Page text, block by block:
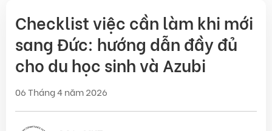
Checklist việc cần làm khi mới
sang Đức: hướng dẫn đầy đủ
cho du học sinh và Azubi
06 Tháng 4 năm 2026